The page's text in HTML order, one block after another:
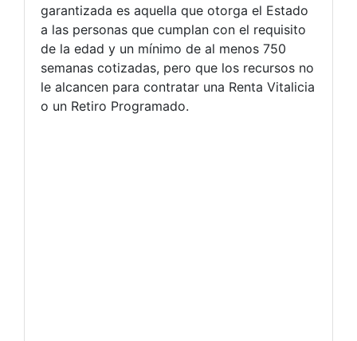
garantizada es aquella que otorga el Estado
a las personas que cumplan con el requisito
de la edad y un mínimo de al menos 750
semanas cotizadas, pero que los recursos no
le alcancen para contratar una Renta Vitalicia
o un Retiro Programado.